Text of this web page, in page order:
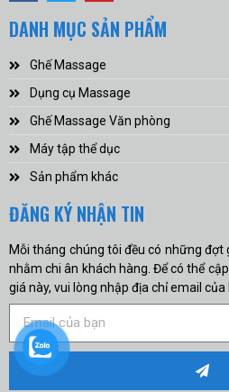
DANH MỤC SẢN PHẨM
Ghế Massage
Dụng cụ Massage
Ghế Massage Văn phòng
Máy tập thể dục
Sản phẩm khác
ĐĂNG KÝ NHẬN TIN
Mỗi tháng chúng tôi đều có những
nhằm chi ân khách hàng. Để có thể
giá này, vui lòng nhập địa chỉ email của